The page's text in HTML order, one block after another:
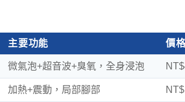
主要功能 價
微氣泡+超音波+臭氧，全身浸泡
加熱+震動，局部腳部